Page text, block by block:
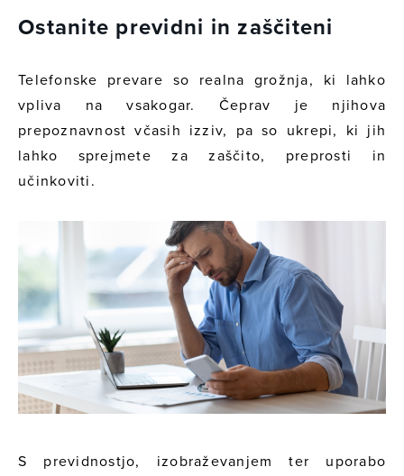
Ostanite previdni in zaščiteni
Telefonske prevare so realna grožnja, ki lahko
vpliva na vsakogar. Čeprav je njihova
prepoznavnost včasih izziv, pa so ukrepi, ki jih
lahko sprejmete za zaščito, preprosti in
učinkoviti.
S previdnostjo, izobraževanjem ter uporabo